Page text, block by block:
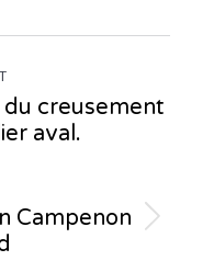
creusement
aval.
Campenon